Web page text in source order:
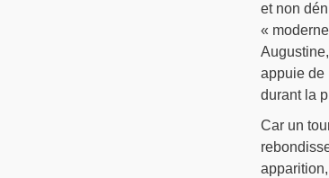
et non
«
appuie de
durant la
Car un